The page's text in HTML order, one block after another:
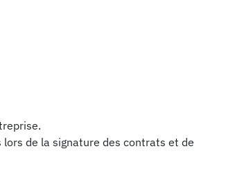
de la signature des contrats et de